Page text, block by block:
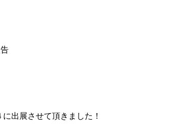
出展させて頂きました！